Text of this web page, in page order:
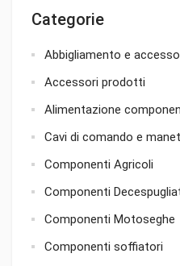
Categorie
Abbigliamento e
Accessori prodotti
Alimentazione
Cavi di comando e
Componenti Agricoli
Componenti
Componenti Motoseghe
Componenti soffiatori